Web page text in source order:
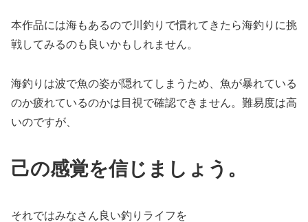
本作品には海もあるので川釣りで慣れてきたら海釣りに挑
戦してみるのも良いかもしれません。
海釣りは波で魚の姿が隠れてしまうため、魚が暴れている
のか疲れているのかは目視で確認できません。難易度は高
いのですが、
己の感覚を信じましょう。
それではみなさん良い釣りライフを